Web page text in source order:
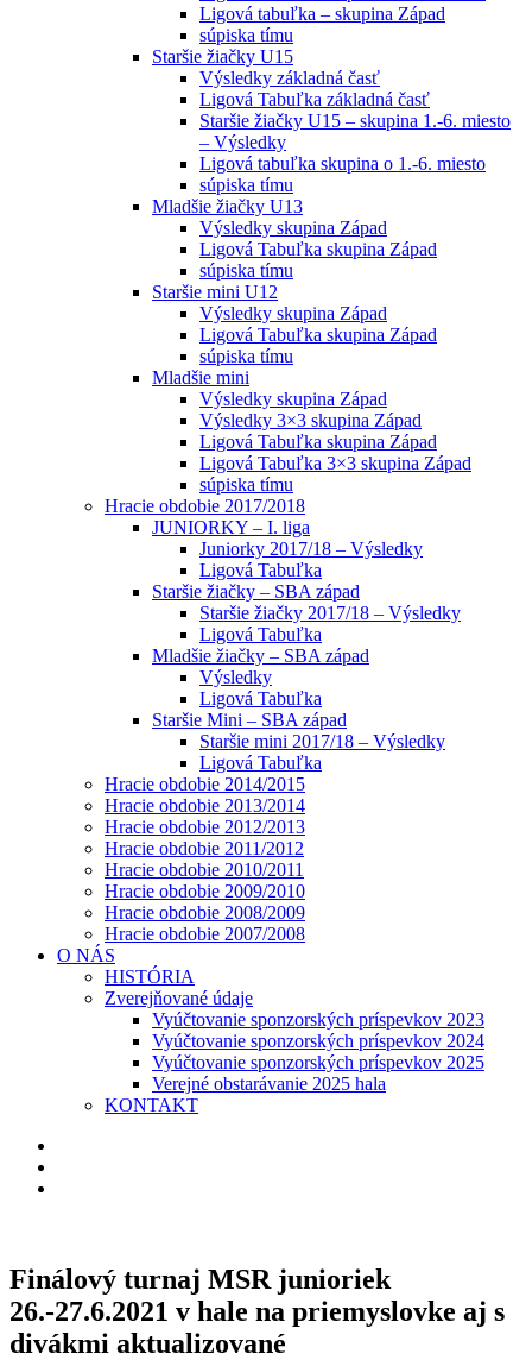
Ligová tabuľka – skupina Západ
súpiska tímu
Staršie žiačky U15
Výsledky základná časť
Ligová Tabuľka základná časť
Staršie žiačky U15 – skupina 1.-6. miesto
– Výsledky
Ligová tabuľka skupina o 1.-6. miesto
súpiska tímu
Mladšie žiačky U13
Výsledky skupina Západ
Ligová Tabuľka skupina Západ
súpiska tímu
Staršie mini U12
Výsledky skupina Západ
Ligová Tabuľka skupina Západ
súpiska tímu
Mladšie mini
Výsledky skupina Západ
Výsledky 3×3 skupina Západ
Ligová Tabuľka skupina Západ
Ligová Tabuľka 3×3 skupina Západ
súpiska tímu
Hracie obdobie 2017/2018
JUNIORKY – I. liga
Juniorky 2017/18 – Výsledky
Ligová Tabuľka
Staršie žiačky – SBA západ
Staršie žiačky 2017/18 – Výsledky
Ligová Tabuľka
Mladšie žiačky – SBA západ
Výsledky
Ligová Tabuľka
Staršie Mini – SBA západ
Staršie mini 2017/18 – Výsledky
Ligová Tabuľka
Hracie obdobie 2014/2015
Hracie obdobie 2013/2014
Hracie obdobie 2012/2013
Hracie obdobie 2011/2012
Hracie obdobie 2010/2011
Hracie obdobie 2009/2010
Hracie obdobie 2008/2009
Hracie obdobie 2007/2008
O NÁS
HISTÓRIA
Zverejňované údaje
Vyúčtovanie sponzorských príspevkov 2023
Vyúčtovanie sponzorských príspevkov 2024
Vyúčtovanie sponzorských príspevkov 2025
Verejné obstarávanie 2025 hala
KONTAKT
Finálový turnaj MSR junioriek
26.-27.6.2021 v hale na priemyslovke aj s
divákmi aktualizované